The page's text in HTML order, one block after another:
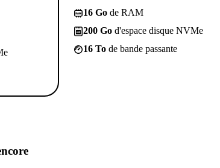
16 Go de RAM
200 Go d'espace disque NVMe
16 To de bande passante